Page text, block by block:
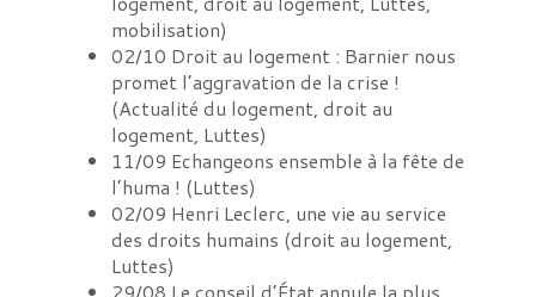
mobilisation)
02/10 Droit au logement : Barnier nous
promet l’aggravation de la crise !
(Actualité du logement, droit au
logement, Luttes)
11/09 Echangeons ensemble à la fête de
l’huma ! (Luttes)
02/09 Henri Leclerc, une vie au service
des droits humains (droit au logement,
Luttes)